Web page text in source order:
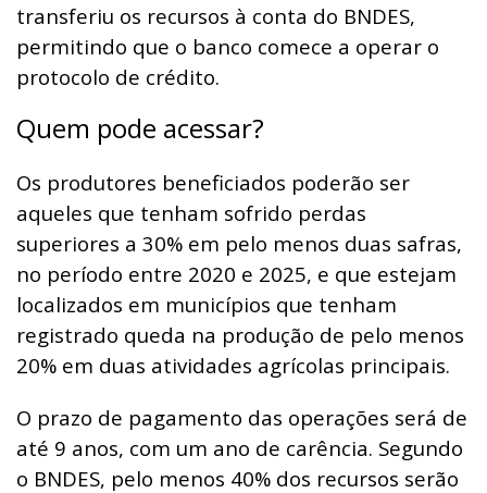
transferiu os recursos à conta do BNDES,
permitindo que o banco comece a operar o
protocolo de crédito.
Quem pode acessar?
Os produtores beneficiados poderão ser
aqueles que tenham sofrido perdas
superiores a 30% em pelo menos duas safras,
no período entre 2020 e 2025, e que estejam
localizados em municípios que tenham
registrado queda na produção de pelo menos
20% em duas atividades agrícolas principais.
O prazo de pagamento das operações será de
até 9 anos, com um ano de carência. Segundo
o BNDES, pelo menos 40% dos recursos serão